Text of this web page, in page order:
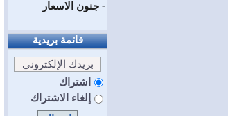
= جنون الاسعار
قائمة بريدية
اشتراك
إلغاء الاشتراك